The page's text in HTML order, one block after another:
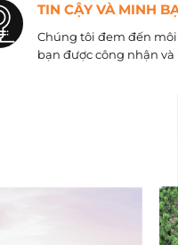
TIN CẬY VÀ MINH
Chúng tôi đem đến
bạn được công nhận